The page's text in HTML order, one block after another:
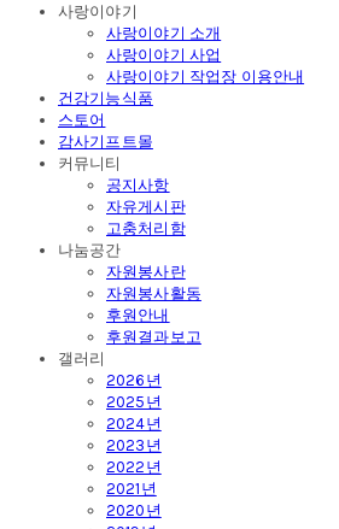
사랑이야기
사랑이야기 소개
사랑이야기 사업
사랑이야기 작업장 이용안내
건강기능식품
스토어
감사기프트몰
커뮤니티
공지사항
자유게시판
고충처리함
나눔공간
자원봉사란
자원봉사활동
후원안내
후원결과보고
갤러리
2026년
2025년
2024년
2023년
2022년
2021년
2020년